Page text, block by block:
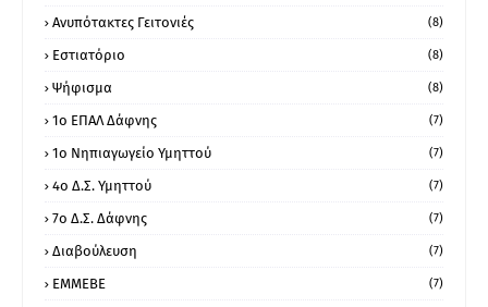
Ανυπότακτες Γειτονιές (8)
Εστιατόριο (8)
Ψήφισμα (8)
1ο ΕΠΑΛ Δάφνης (7)
1ο Νηπιαγωγείο Υμηττού (7)
4ο Δ.Σ. Υμηττού (7)
7ο Δ.Σ. Δάφνης (7)
Διαβούλευση (7)
ΕΜΜΕΒΕ (7)